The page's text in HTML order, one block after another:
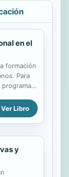
en el
formación
Para
las
tenemos
las
de
sea
y
Ver Libro
y